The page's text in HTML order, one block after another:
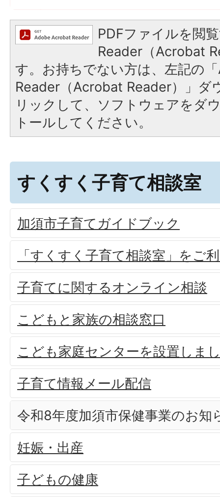
PDFファイルを閲
Reader（Acrobat
す。お持ちでない方は、左記の
Reader（Acrobat Reader）」ダ
リックして、ソフトウェアをダ
トールしてください。
すくすく子育て相談室
加須市子育てガイドブック
「すくすく子育て相談室」をご
子育てに関するオンライン相談
こどもと家族の相談窓口
こども家庭センターを設置しま
子育て情報メール配信
令和8年度加須市保健事業のお知
妊娠・出産
子どもの健康